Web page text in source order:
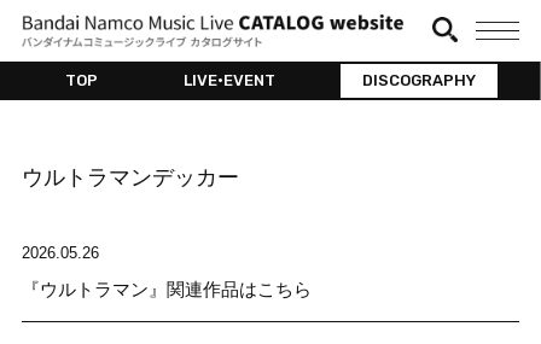
TOP LIVE•EVENT DISCOGRAPHY
ウルトラマンデッカー
2026.05.26
『ウルトラマン』関連作品はこちら